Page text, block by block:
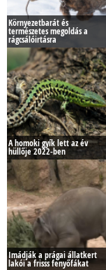
Környezetbarát és
természetes megoldás a
rágcsálóirtásra
A homoki gyík lett az év
hüllője 2022-ben
Imádják a prágai állatkert
lakói a frisss fenyőfákat